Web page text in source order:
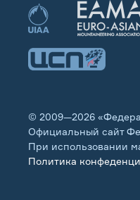
© 2009—2026
Официальный сайт
При использовании
Политика